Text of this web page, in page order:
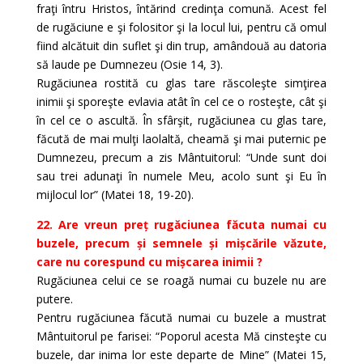
fraţi întru Hristos, întărind credinţa comună. Acest fel
de rugăciune e şi folositor şi la locul lui, pentru că omul
fiind alcătuit din suflet şi din trup, amândouă au datoria
să laude pe Dumnezeu (Osie 14, 3).
Rugăciunea rostită cu glas tare răscoleşte simţirea
inimii şi sporeşte evlavia atât în cel ce o rosteşte, cât şi
în cel ce o ascultă. În sfârşit, rugăciunea cu glas tare,
făcută de mai mulţi laolaltă, cheamă şi mai puternic pe
Dumnezeu, precum a zis Mântuitorul: “Unde sunt doi
sau trei adunaţi în numele Meu, acolo sunt şi Eu în
mijlocul lor” (Matei 18, 19-20).
22. Are vreun preț rugăciunea făcuta numai cu
buzele, precum și semnele și mișcările văzute,
care nu corespund cu mișcarea inimii ?
Rugăciunea celui ce se roagă numai cu buzele nu are
putere.
Pentru rugăciunea făcută numai cu buzele a mustrat
Mântuitorul pe farisei: “Poporul acesta Mă cinsteşte cu
buzele, dar inima lor este departe de Mine” (Matei 15,